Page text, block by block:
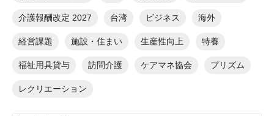
介護報酬改定 2027 台湾 ビジネス 海外
経営課題 施設・住まい 生産性向上 特養
福祉用具貸与 訪問介護 ケアマネ協会 プリズム
レクリエーション